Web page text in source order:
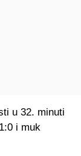
u 32. minuti
i muk